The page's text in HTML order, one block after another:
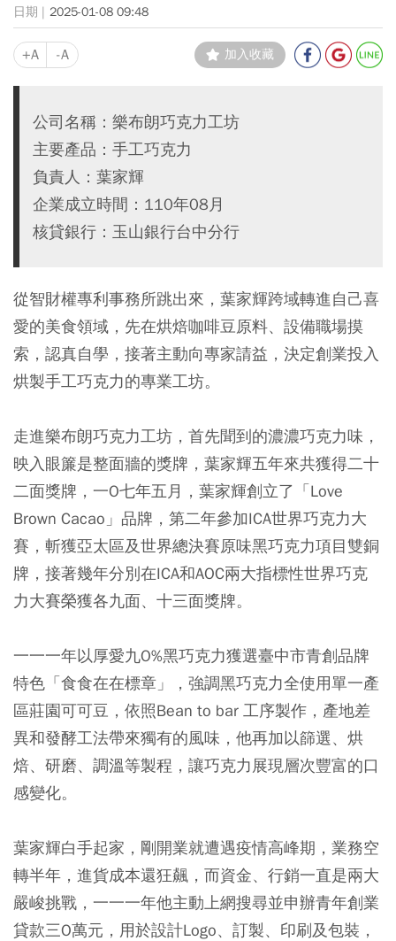
2025-01-08 09:48
+A -A 加入收藏
公司名稱：樂布朗巧克力工坊
主要產品：手工巧克力
負責人：葉家輝
企業成立時間：110年08月
核貸銀行：玉山銀行台中分行
從智財權專利事務所跳出來，葉家輝跨域轉進自己喜
愛的美食領域，先在烘焙咖啡豆原料、設備職場摸
索，認真自學，接著主動向專家請益，決定創業投入
烘製手工巧克力的專業工坊。
走進樂布朗巧克力工坊，首先聞到的濃濃巧克力味，
映入眼簾是整面牆的獎牌，葉家輝五年來共獲得二十
二面獎牌，一O七年五月，葉家輝創立了「Love
Brown Cacao」品牌，第二年參加ICA世界巧克力大
賽，斬獲亞太區及世界總決賽原味黑巧克力項目雙銅
牌，接著幾年分別在ICA和AOC兩大指標性世界巧克
力大賽榮獲各九面、十三面獎牌。
一一一年以厚愛九O%黑巧克力獲選臺中市青創品牌
特色「食食在在標章」，強調黑巧克力全使用單一產
區莊園可可豆，依照Bean to bar 工序製作，產地差
異和發酵工法帶來獨有的風味，他再加以篩選、烘
焙、研磨、調溫等製程，讓巧克力展現層次豐富的口
感變化。
葉家輝白手起家，剛開業就遭遇疫情高峰期，業務空
轉半年，進貨成本還狂飆，而資金、行銷一直是兩大
嚴峻挑戰，一一一年他主動上網搜尋並申辦青年創業
貸款三O萬元，用於設計Logo、訂製、印刷及包裝，